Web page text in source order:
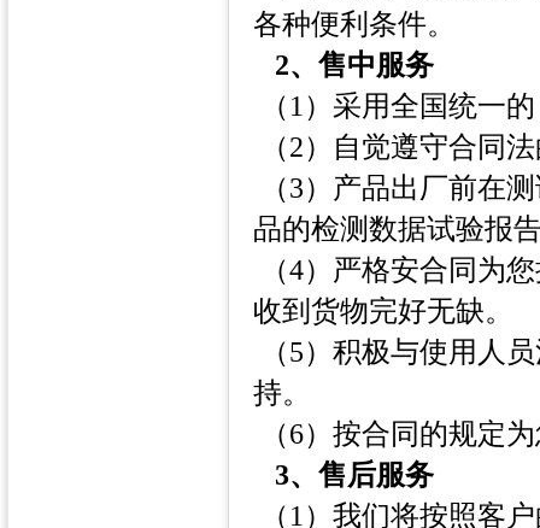
各种便利条件。
2、售中服务
（1）采用全国统一
（2）自觉遵守合同
（3）产品出厂前在
品的检测数据试验报
（4）严格安合同为
收到货物完好无缺。
（5）积极与使用人
持。
（6）按合同的规定
3、售后服务
（1）我们将按照客